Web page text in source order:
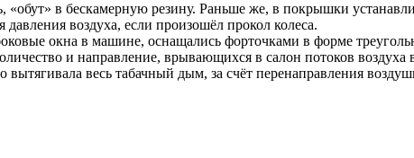
в бескамерную резину. Раньше же, в покрышки
воздуха, если произошёл прокол колеса.
окна в машине, оснащались форточками в форме
и направление, врывающихся в салон потоков
весь табачный дым, за счёт перенаправления